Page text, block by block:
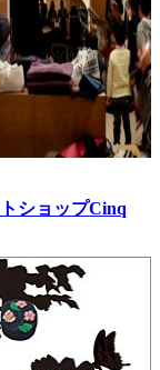
ショップCinq